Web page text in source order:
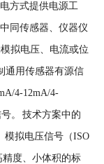
方式提供电源工
同传感器、仪器仪
拟电压、电流或位
通用传感器有源信
4-12mA/4-
。 技术方案中的
模拟电压信号（ISO
精度、小体积的标